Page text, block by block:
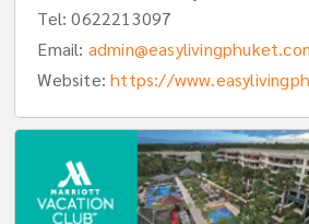
Tel:0622213097
Email:
Website:https://